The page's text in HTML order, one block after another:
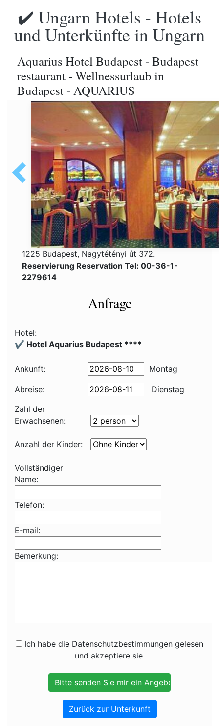
✔️ Ungarn Hotels - Hotels
und Unterkünfte in Ungarn
Aquarius Hotel Budapest - Budapest
restaurant - Wellnessurlaub in
Budapest - AQUARIUS
1225 Budapest, Nagytétényi út 372.
Reservierung Reservation Tel: 00-36-1-
2279614
Anfrage
Hotel:
✔️ Hotel Aquarius Budapest ****
Ankunft: Montag
Abreise:
Dienstag
Zahl der
Erwachsenen:
Anzahl der Kinder:
Vollständiger
Name:
Telefon:
E-mail:
Bemerkung:
Ich habe die Datenschutzbestimmungen gelesen
und akzeptiere sie.
Zurück zur Unterkunft